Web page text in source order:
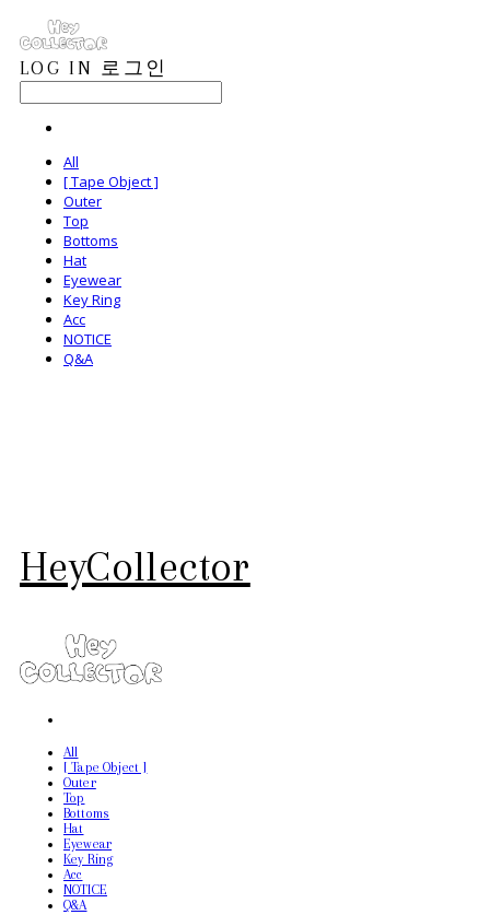
LOG IN 로그인
All
[ Tape Object ]
Outer
Top
Bottoms
Hat
Eyewear
Key Ring
Acc
NOTICE
Q&A
HeyCollector
All
[ Tape Object ]
Outer
Top
Bottoms
Hat
Eyewear
Key Ring
Acc
NOTICE
Q&A